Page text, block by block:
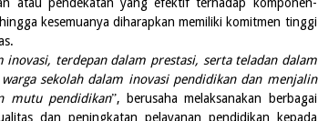
kesemuanya diharapkan memiliki komitmen tinggi
inovasi, terdepan dalam prestasi, serta teladan dalam
sekolah dalam inovasi pendidikan dan menjalin
mutu pendidikan”, berusaha melaksanakan berbagai
dan peningkatan pelayanan pendidikan kepada